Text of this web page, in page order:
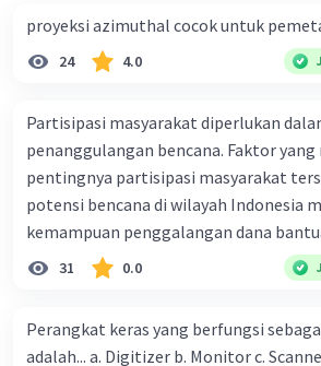
proyeksi azimuthal cocok untuk
24 4.0
Partisipasi masyarakat diperlukan
penanggulangan bencana. Faktor
pentingnya partisipasi masyarakat
potensi bencana di wilayah Indonesia
kemampuan penggalangan dana
makin tinggi c. pemahaman
kepada masyarakat masih rendah d.
bencana e. kepercayaan pemerintah
31 0.0
Perangkat keras yang berfungsi
adalah... a. Digitizer b. Monitor c.